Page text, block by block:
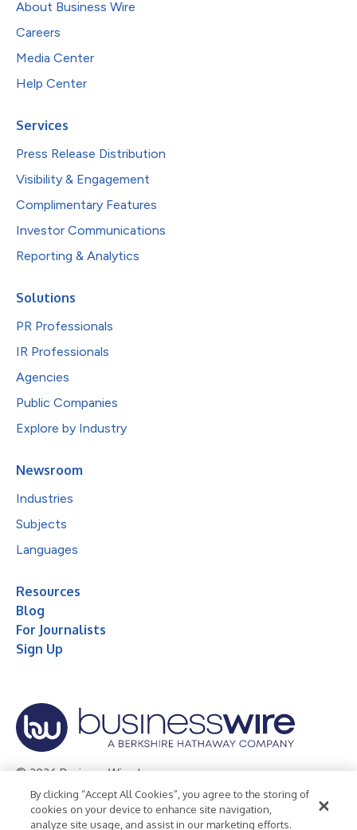
About Business Wire
Careers
Media Center
Help Center
Services
Press Release Distribution
Visibility & Engagement
Complimentary Features
Investor Communications
Reporting & Analytics
Solutions
PR Professionals
IR Professionals
Agencies
Public Companies
Explore by Industry
Newsroom
Industries
Subjects
Languages
Resources
Blog
For Journalists
Sign Up
© 2026 Business Wire, Inc.
Privacy Policy Cookie Policy
Accessibility Statement
By clicking “Accept All Cookies”, you agree to the storing of
cookies on your device to enhance site navigation,
analyze site usage, and assist in our marketing efforts.